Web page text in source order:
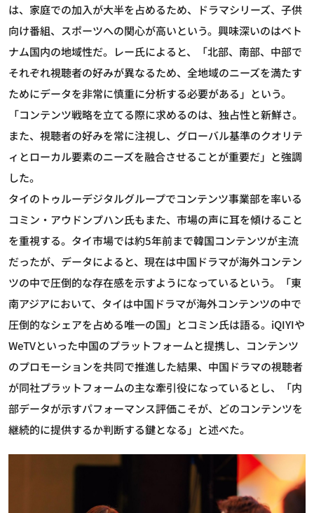
は、家庭での加入が大半を占めるため、ドラマシリーズ、子供
向け番組、スポーツへの関心が高いという。興味深いのはベト
ナム国内の地域性だ。レー氏によると、「北部、南部、中部で
それぞれ視聴者の好みが異なるため、全地域のニーズを満たす
ためにデータを非常に慎重に分析する必要がある」という。
「コンテンツ戦略を立てる際に求めるのは、独占性と新鮮さ。
また、視聴者の好みを常に注視し、グローバル基準のクオリテ
ィとローカル要素のニーズを融合させることが重要だ」と強調
した。
タイのトゥルーデジタルグループでコンテンツ事業部を率いる
コミン・アウドンプハン氏もまた、市場の声に耳を傾けること
を重視する。タイ市場では約5年前まで韓国コンテンツが主流
だったが、データによると、現在は中国ドラマが海外コンテン
ツの中で圧倒的な存在感を示すようになっているという。「東
南アジアにおいて、タイは中国ドラマが海外コンテンツの中で
圧倒的なシェアを占める唯一の国」とコミン氏は語る。iQIYIや
WeTVといった中国のプラットフォームと提携し、コンテンツ
のプロモーションを共同で推進した結果、中国ドラマの視聴者
が同社プラットフォームの主な牽引役になっているとし、「内
部データが示すパフォーマンス評価こそが、どのコンテンツを
継続的に提供するか判断する鍵となる」と述べた。